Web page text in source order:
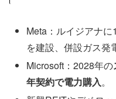
Meta：ルイジアナ
を建設、併設ガス発
Microsoft：2028年の
年契約で電力購入。